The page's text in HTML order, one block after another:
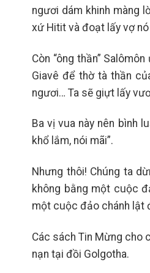
ngươi dám khinh màng
xứ Hitit và đoạt lấy vợ nó
Còn “ông thần”
Giavê để thờ tà thần
ngươi… Ta sẽ giựt lấy
Ba vị vua này nên bình
khổ lắm, nói mãi”.
Nhưng thôi! Chúng ta
không bằng một cuộc
một cuộc đảo chánh lật
Các sách Tin Mừng cho
nạn tại đồi Golgotha.